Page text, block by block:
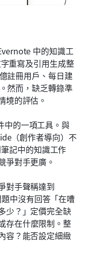
中的知識工
重寫及引用生成整
註冊用戶、每日建
然而，缺乏轉錄準
境的評估。
中的一項工具。與
（創作者導向）不
記中的知識工作
爭對手更廣。
對手聲稱達到
中沒有回答「在嘈
少？」定價完全缺
存在什麼限制。整
容？能否設定細緻